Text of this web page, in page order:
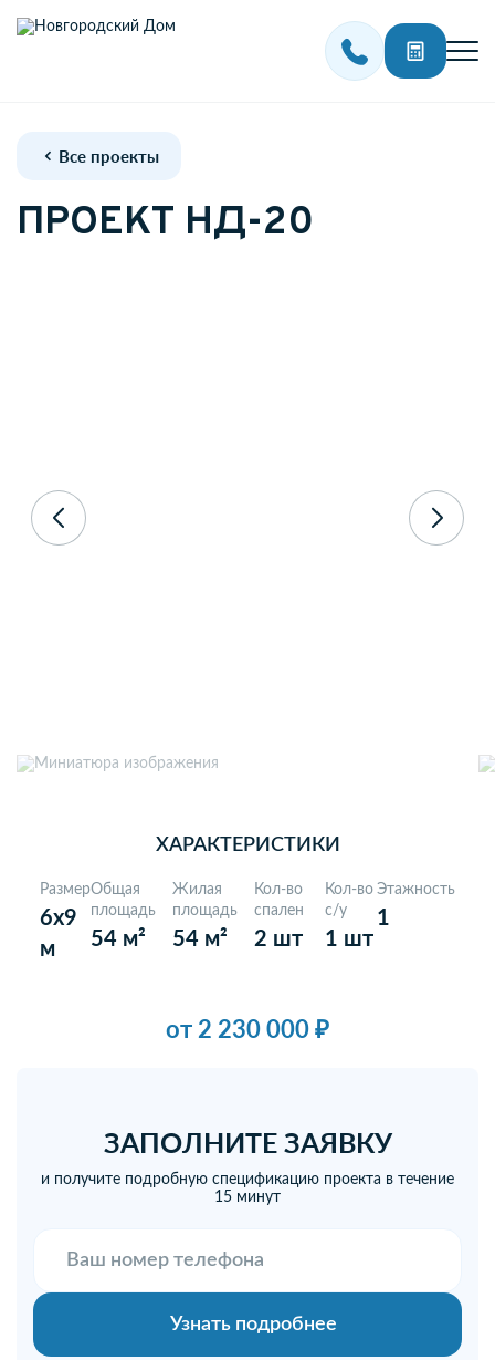
Все проекты
ПРОЕКТ НД-20
ХАРАКТЕРИСТИКИ
Размер
6х9
м
Общая
площадь
54 м²
Жилая
площадь
54 м²
Кол-во
спален
2 шт
Кол-во
с/у
1 шт
Этажность
1
от 2 230 000 ₽
ЗАПОЛНИТЕ ЗАЯВКУ
и получите подробную спецификацию проекта в течение
15 минут